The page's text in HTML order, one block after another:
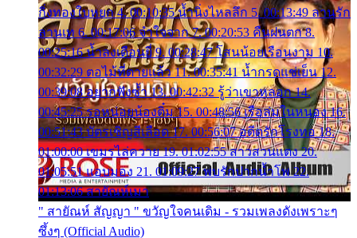
กิ่งทองใบหยก 4. 00:10:35 น้ำนิ่งไหลลึก 5. 00:13:49 ลานรัก
ลานเท 6. 00:17:06 จำใจจาก 7. 00:20:53 คืนฝนตก 8.
00:25:16 น้ำลงเดือนยี่ 9. 00:28:47 โสนน้อยเรือนงาม 10.
00:32:29 ตอไม้ที่ตายแล้ว 11. 00:35:41 น้ำกรดแช่เย็น 12.
00:39:08 อยากฟังซ้ำ 13. 00:42:32 รู้ว่าเขาหลอก 14.
00:45:25 รอหน่อยน้องติ๋ม 15. 00:48:56 เรือล่มในหนอง 16.
00:51:43 บัตรเชิญสีเลือด 17. 00:56:07 อดีตรักโรงทอ 18.
01:00:00 เขมรไล่ควาย 19. 01:02:55 สาวสวนแตง 20.
01:05:51 แอบมอง 21. 01:09:27 พบรักปากน้ำโพ 22.
01:13:06 สายัณห์เมา
" สายัณห์ สัญญา " ขวัญใจคนเดิม - รวมเพลงดังเพราะๆ
ซึ้งๆ (Official Audio)